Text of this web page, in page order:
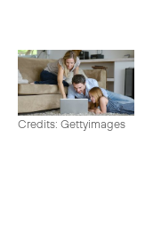
Credits: Gettyimages